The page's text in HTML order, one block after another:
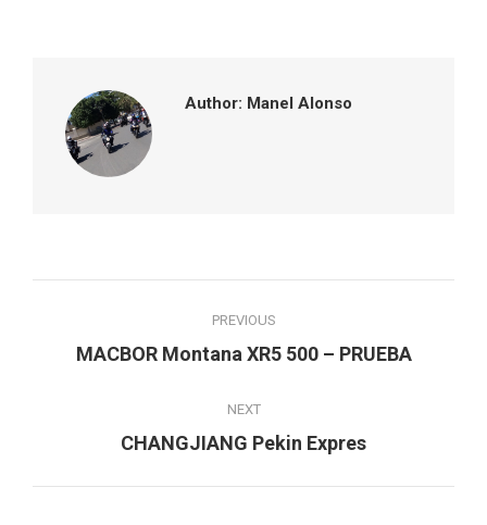
Author: Manel Alonso
navigation
PREVIOUS
Previous
MACBOR Montana XR5 500 – PRUEBA
NEXT
Next
CHANGJIANG Pekin Expres